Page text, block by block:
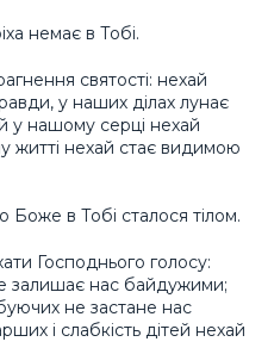
немає в Тобі.
святості: нехай
у наших ділах лунає
у нашому серці нехай
житті нехай стає видимою
Боже в Тобі сталося тілом.
Господнього голосу:
залишає нас байдужими;
не застане нас
і слабкість дітей нехай